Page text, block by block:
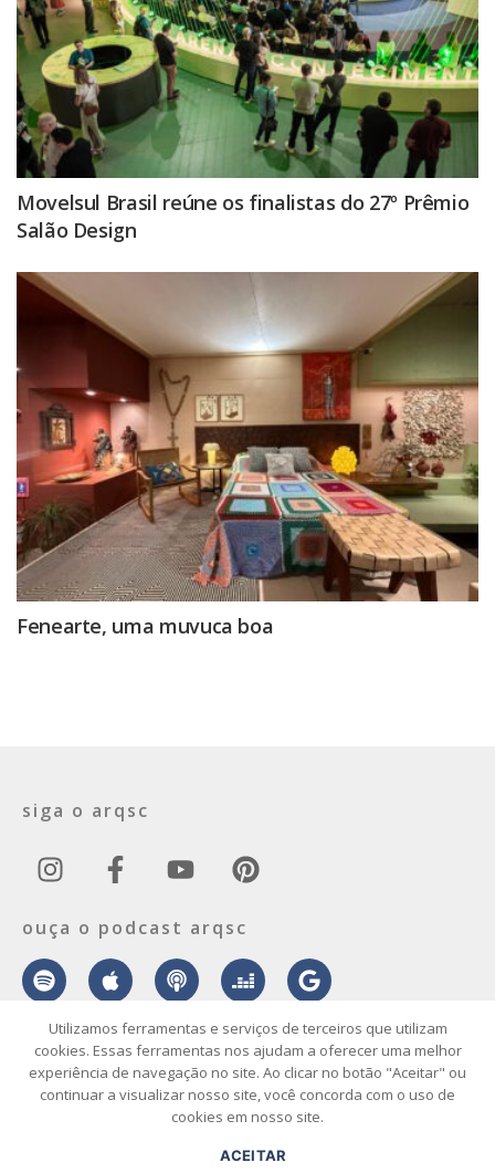
Movelsul Brasil reúne os finalistas do 27º Prêmio
Salão Design
Fenearte, uma muvuca boa
siga o arqsc
ouça o podcast arqsc
Santa Catarina – Todos os Direitos Reservados.
sobre contato envie seu projeto publicidade vídeo podcast
Utilizamos ferramentas e serviços de terceiros que utilizam
cookies. Essas ferramentas nos ajudam a oferecer uma melhor
experiência de navegação no site. Ao clicar no botão "Aceitar" ou
continuar a visualizar nosso site, você concorda com o uso de
cookies em nosso site.
ACEITAR